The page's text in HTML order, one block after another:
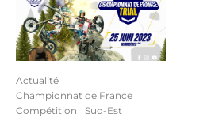
Actualité
Championnat de France
Compétition
Sud-Est